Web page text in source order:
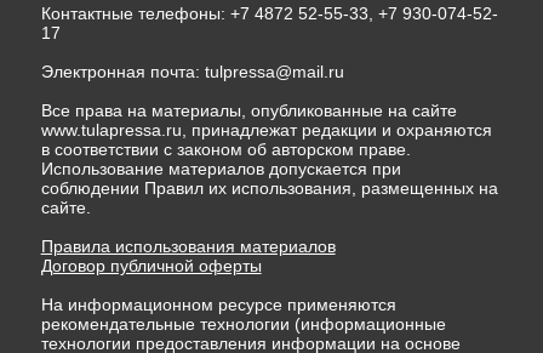
Контактные телефоны: +7 4872 52-55-33, +7 930-074-52-
17
Электронная почта: tulpressa@mail.ru
Все права на материалы, опубликованные на сайте
www.tulapressa.ru, принадлежат редакции и охраняются
в соответствии с законом об авторском праве.
Использование материалов допускается при
соблюдении Правил их использования, размещенных на
сайте.
Правила использования материалов
Договор публичной оферты
На информационном ресурсе применяются
рекомендательные технологии (информационные
технологии предоставления информации на основе